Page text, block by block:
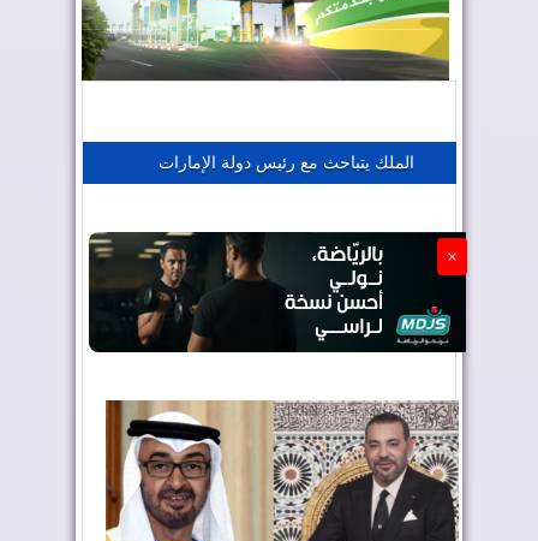
المغرب يعزز موقعه في صناعة الطيران
الملك يتباحث مع رئيس دولة الإمارات
×